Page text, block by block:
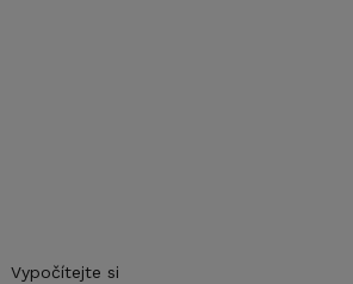
Vypočítejte si